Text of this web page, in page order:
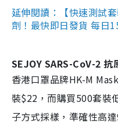
延伸閱讀：【快速測試
劑！最快即日發貨 每日
SEJOY SARS-CoV-2 抗
香港口罩品牌HK-M
裝$22，而購買500套裝
子方式採樣，準確性高